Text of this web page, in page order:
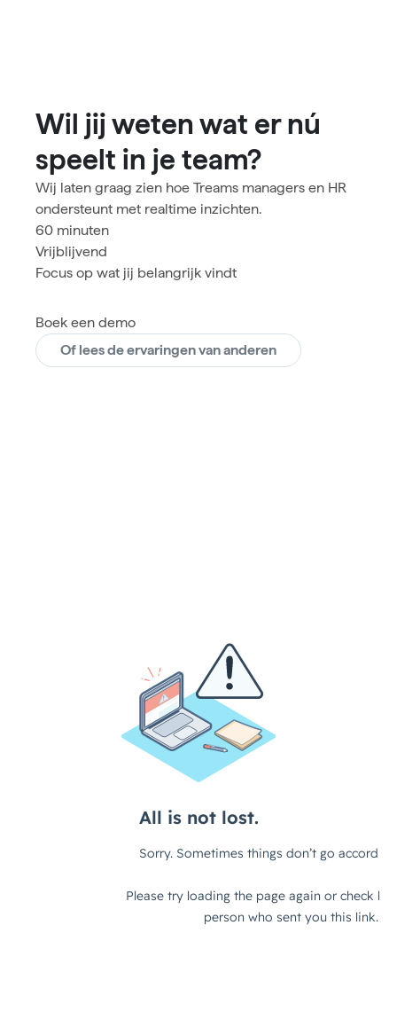
Wil jij weten wat er nú
speelt in je team?
Wij laten graag zien hoe Treams managers en HR
ondersteunt met realtime inzichten.
60 minuten
Vrijblijvend
Focus op wat jij belangrijk vindt
Boek een demo
Of lees de ervaringen van anderen